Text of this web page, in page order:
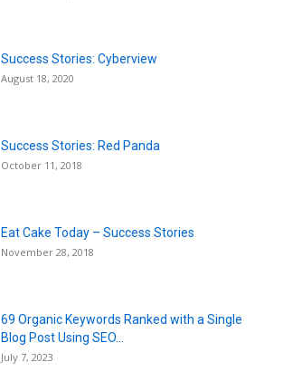
Success Stories: Cyberview
August 18, 2020
Success Stories: Red Panda
October 11, 2018
Eat Cake Today – Success Stories
November 28, 2018
69 Organic Keywords Ranked with a Single
Blog Post Using SEO...
July 7, 2023